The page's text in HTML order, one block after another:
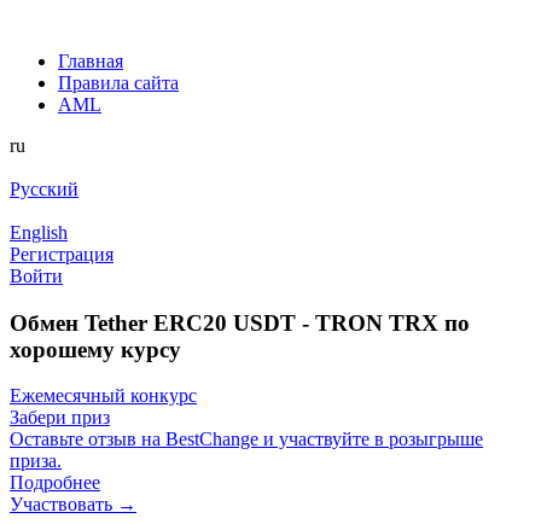
Главная
Правила сайта
AML
ru
Русский
English
Регистрация
Войти
Обмен Tether ERC20 USDT - TRON TRX по
хорошему курсу
Ежемесячный конкурс
Забери приз
Оставьте отзыв на BestChange и участвуйте в розыгрыше
приза.
Подробнее
Участвовать →